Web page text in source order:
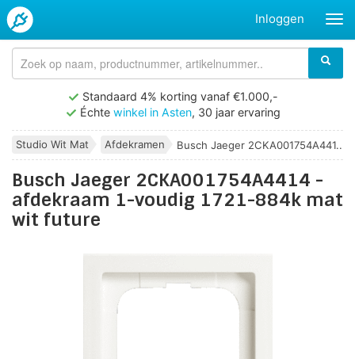
Inloggen
Standaard 4% korting vanaf €1.000,-
Échte winkel in Asten, 30 jaar ervaring
Studio Wit Mat Afdekramen Busch Jaeger 2CKA001754A441...
Busch Jaeger 2CKA001754A4414 -
afdekraam 1-voudig 1721-884k mat
wit future